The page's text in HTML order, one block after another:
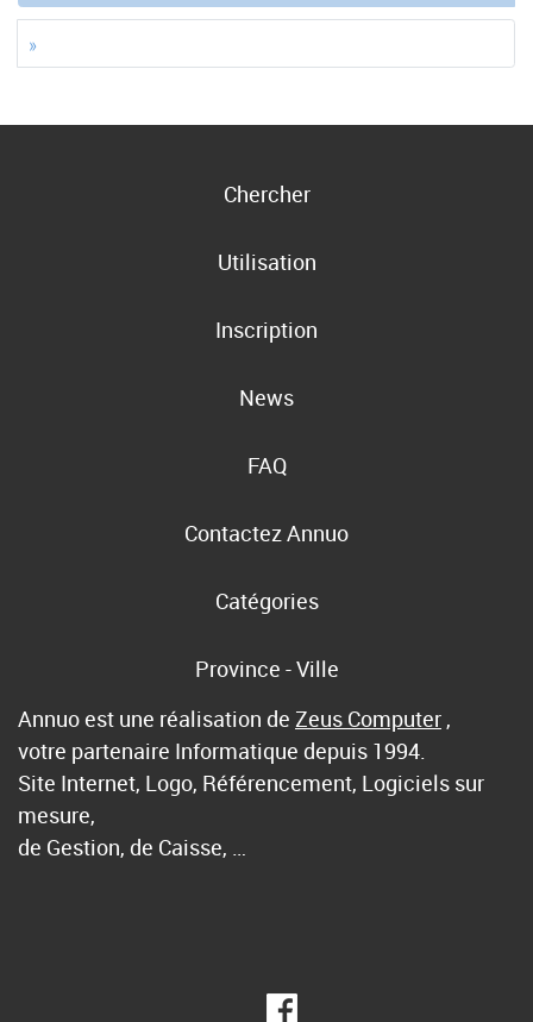
»
Chercher
Utilisation
Inscription
News
FAQ
Contactez Annuo
Catégories
Province - Ville
Annuo est une réalisation de Zeus Computer ,
votre partenaire Informatique depuis 1994.
Site Internet, Logo, Référencement, Logiciels sur
mesure,
de Gestion, de Caisse, …